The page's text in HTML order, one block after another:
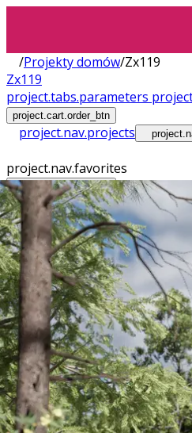
/Projekty domów/Zx119
Zx119
project.tabs.parameters
project.cart.order_btn
project.nav.projects
project.nav.favorites
project.nav.contact